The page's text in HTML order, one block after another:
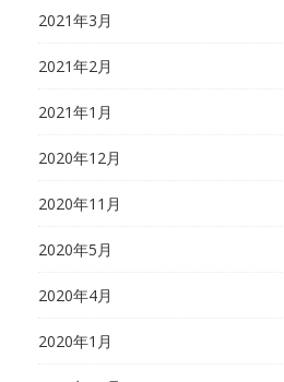
2021年3月
2021年2月
2021年1月
2020年12月
2020年11月
2020年5月
2020年4月
2020年1月